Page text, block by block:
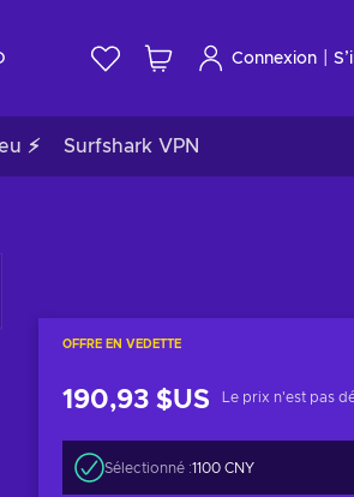
Connexion
⚡ Surfshark VPN
OFFRE EN VEDETTE
190,93 $US Le prix n'est pas
Sélectionné :1100 CNY